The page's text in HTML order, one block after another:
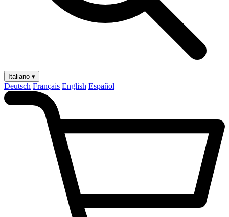
Italiano ▾
Deutsch Français English Español